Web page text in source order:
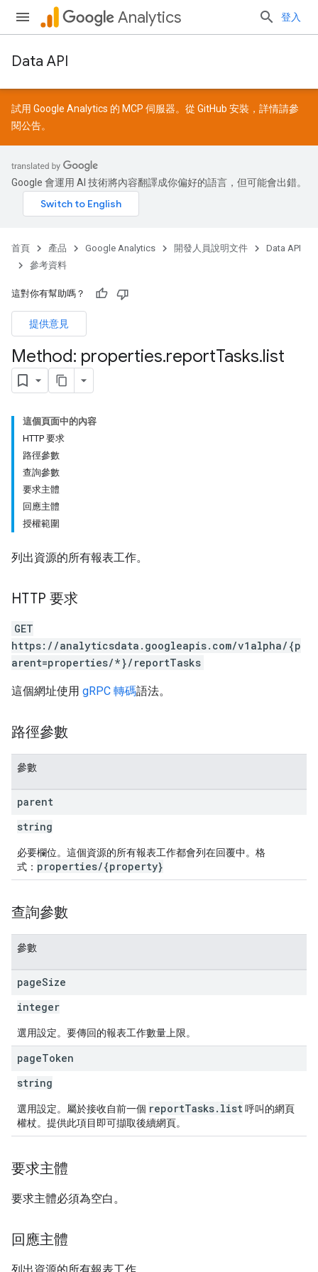
Analytics 登入
Data API
試用 Google Analytics 的 MCP 伺服器。從 GitHub 安裝，詳情請參
閱公告。
Google 會運用 AI 技術將內容翻譯成你偏好的語言，但可能會出錯。
首頁 產品 Google Analytics 開發人員說明文件
Data API
參考資料
這對你有幫助嗎？
提供意見
Method: properties.reportTasks.list
這個頁面中的內容
HTTP 要求
路徑參數
查詢參數
要求主體
回應主體
授權範圍
列出資源的所有報表工作。
HTTP 要求
GET
https://analyticsdata.googleapis.com/v1alpha/{p
arent=properties/*}/reportTasks
這個網址使用 gRPC 轉碼語法。
路徑參數
參數
parent
string
必要欄位。這個資源的所有報表工作都會列在回覆中。格
式： properties/{property}
查詢參數
參數
pageSize
integer
選用設定。要傳回的報表工作數量上限。
pageToken
string
選用設定。屬於接收自前一個 reportTasks.list呼叫的網頁
權杖。提供此項目即可擷取後續網頁。
要求主體
要求主體必須為空白。
回應主體